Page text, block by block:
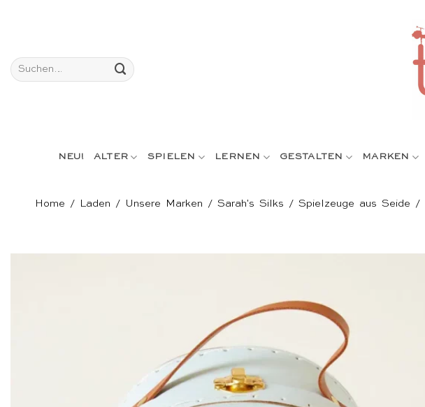
Suchen
nach:
NEU! ALTER SPIELEN LERNEN GESTALTEN MARKEN
Home / Laden / Unsere Marken / Sarah's Silks / Spielzeuge aus Seide /